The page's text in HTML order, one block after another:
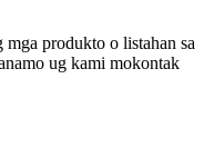
mga produkto o listahan sa
ug kami mokontak